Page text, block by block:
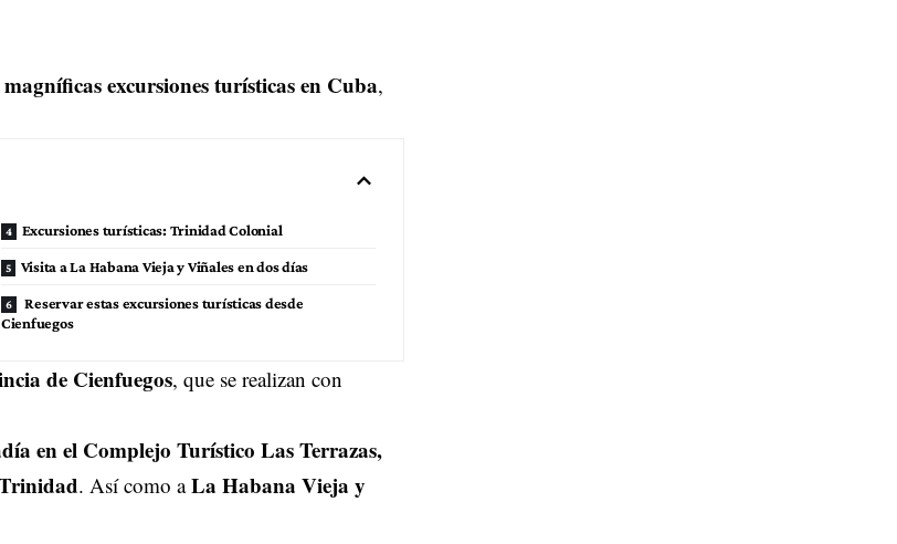
excursiones turísticas en Cuba,
Excursiones turísticas: Trinidad Colonial
Visita a La Habana Vieja y Viñales en dos días
Reservar estas excursiones turísticas desde
Cienfuegos
de Cienfuegos, que se realizan con
en el Complejo Turístico Las Terrazas,
. Así como aLa Habana Vieja y